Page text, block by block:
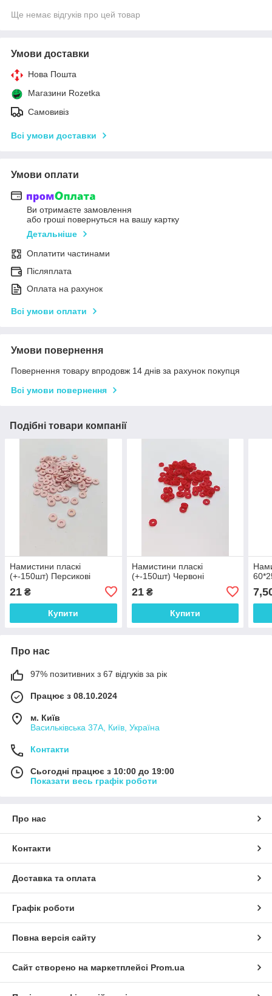
Ще немає відгуків про цей товар
Умови доставки
Нова Пошта
Магазини Rozetka
Самовивіз
Всі умови доставки
Умови оплати
Ви отримаєте замовлення
або гроші повернуться на вашу картку
Детальніше
Оплатити частинами
Післяплата
Оплата на рахунок
Всі умови оплати
Умови повернення
Повернення товару впродовж 14 днів за рахунок покупця
Всі умови повернення
Подібні товари компанії
Намистини пласкі
(+-150шт) Персикові
21 ₴
Купити
Намистини пласкі
(+-150шт) Червоні
21₴
Купити
Про нас
97% позитивних з 67 відгуків за рік
Працює з 08.10.2024
м. Київ
Васильківська 37А, Київ, Україна
Контакти
Сьогодні працює з 10:00 до 19:00
Показати весь графік роботи
Про нас
Контакти
Доставка та оплата
Графік роботи
Повна версія сайту
Сайт створено на маркетплейсі Prom.ua